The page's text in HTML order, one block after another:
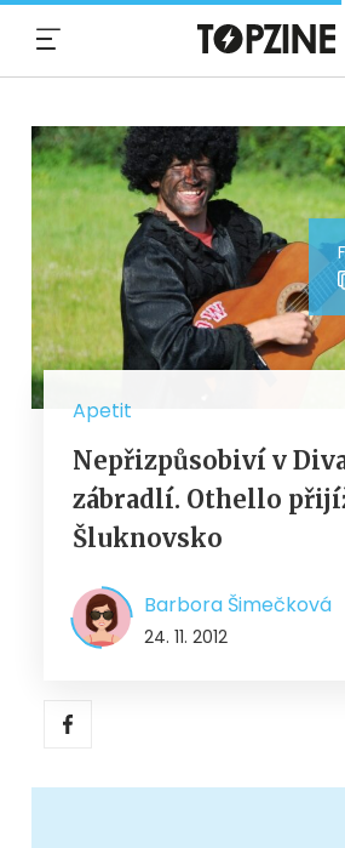
Apetit
Nepřizpůsobiví v
zábradlí. Othello
Šluknovsko
Barbora Šimečková
24. 11. 2012